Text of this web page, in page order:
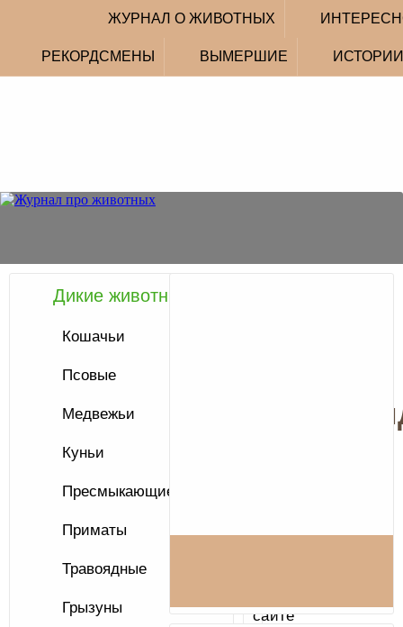
ЖУРНАЛ О ЖИВОТНЫХ
РЕКОРДСМЕНЫ ВЫМЕРШИЕ ИСТОРИИ
найдете
сайте
Дикие животные
Кошачьи
Псовые
Медвежьи
Куньи
Пресмыкающиеся
Приматы
Травоядные
Грызуны